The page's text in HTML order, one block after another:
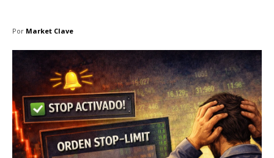
Por Market Clave